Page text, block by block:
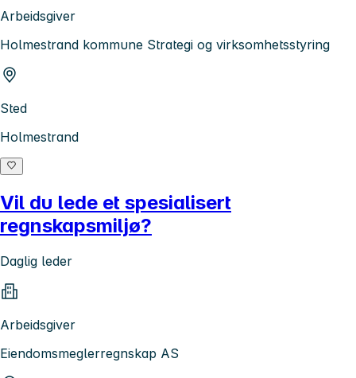
Arbeidsgiver
Holmestrand kommune Strategi og virksomhetsstyring
Sted
Holmestrand
Vil du lede et spesialisert
regnskapsmiljø?
Daglig leder
Arbeidsgiver
Eiendomsmeglerregnskap AS